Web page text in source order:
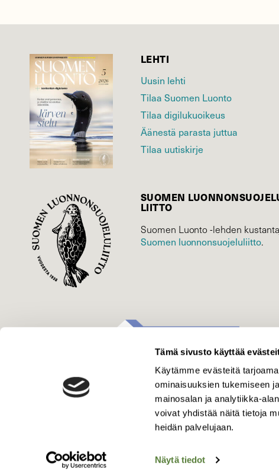
Tämä sivusto käyttää
Käytämme evästeitä
ominaisuuksien tukemiseen
mainosalan ja analytiikka-
voivat yhdistää näitä tietoja
heidän palvelujaan.
Näytä tiedot
LEHTI
Uusin lehti
Tilaa Suomen Luonto
Tilaa digilukuoikeus
Äänestä parasta juttua
Tilaa uutiskirje
SUOMEN
LIITTO
Suomen Luonto -lehden
Suomen luonnonsuojelu­liitto.